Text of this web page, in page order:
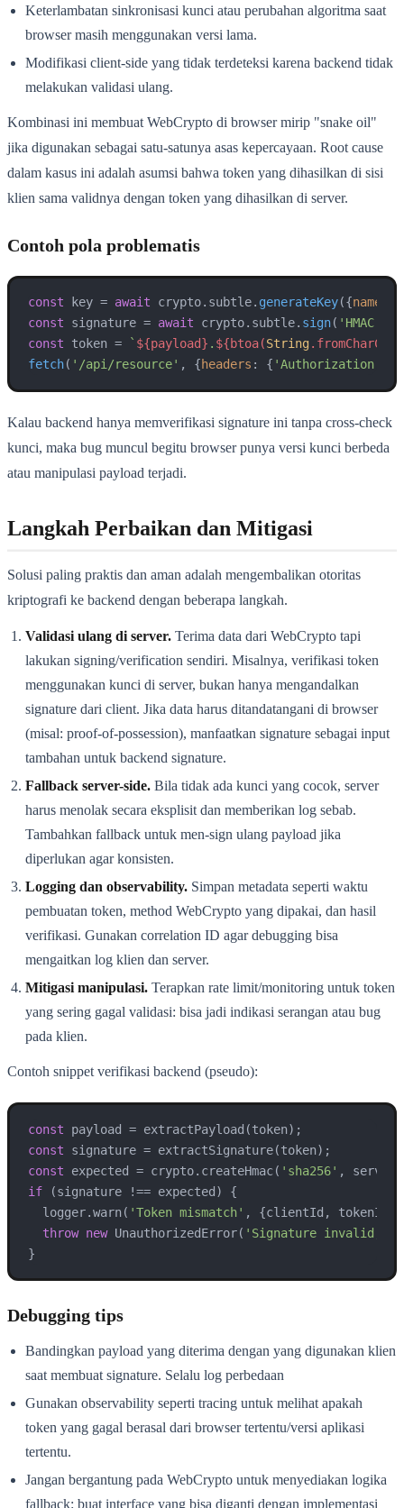
Keterlambatan sinkronisasi kunci atau perubahan algoritma saat
browser masih menggunakan versi lama.
Modifikasi client-side yang tidak terdeteksi karena backend tidak
melakukan validasi ulang.
Kombinasi ini membuat WebCrypto di browser mirip "snake oil"
jika digunakan sebagai satu-satunya asas kepercayaan. Root cause
dalam kasus ini adalah asumsi bahwa token yang dihasilkan di sisi
klien sama validnya dengan token yang dihasilkan di server.
Contoh pola problematis
const key = await crypto. subtle. generateKey({name
const signature = await crypto. subtle. sign( 'HMAC'
const token = ` ${payload} . ${btoa(String
fetch( '/api/resource' , {headers : { 'Authorization'
Kalau backend hanya memverifikasi signature ini tanpa cross-check
kunci, maka bug muncul begitu browser punya versi kunci berbeda
atau manipulasi payload terjadi.
Langkah Perbaikan dan Mitigasi
Solusi paling praktis dan aman adalah mengembalikan otoritas
kriptografi ke backend dengan beberapa langkah.
Validasi ulang di server. Terima data dari WebCrypto tapi
lakukan signing/verification sendiri. Misalnya, verifikasi token
menggunakan kunci di server, bukan hanya mengandalkan
signature dari client. Jika data harus ditandatangani di browser
(misal: proof-of-possession), manfaatkan signature sebagai input
tambahan untuk backend signature.
Fallback server-side. Bila tidak ada kunci yang cocok, server
harus menolak secara eksplisit dan memberikan log sebab.
Tambahkan fallback untuk men-sign ulang payload jika
diperlukan agar konsisten.
Logging dan observability. Simpan metadata seperti waktu
pembuatan token, method WebCrypto yang dipakai, dan hasil
verifikasi. Gunakan correlation ID agar debugging bisa
mengaitkan log klien dan server.
Mitigasi manipulasi. Terapkan rate limit/monitoring untuk token
yang sering gagal validasi: bisa jadi indikasi serangan atau bug
pada klien.
Contoh snippet verifikasi backend (pseudo):
const
const
const expected = crypto.createHmac( 'sha256' ,
if (signature !== expected) {
  logger.warn(
'Token mismatch' , {clientId,
throw new UnauthorizedError( 'Signature invalid,
Debugging tips
Bandingkan payload yang diterima dengan yang digunakan klien
saat membuat signature. Selalu log perbedaan
Gunakan observability seperti tracing untuk melihat apakah
token yang gagal berasal dari browser tertentu/versi aplikasi
tertentu.
Jangan bergantung pada WebCrypto untuk menyediakan logika
fallback: buat interface yang bisa diganti dengan implementasi